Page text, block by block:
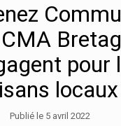
pour
locaux
Publié le 5 avril 2022